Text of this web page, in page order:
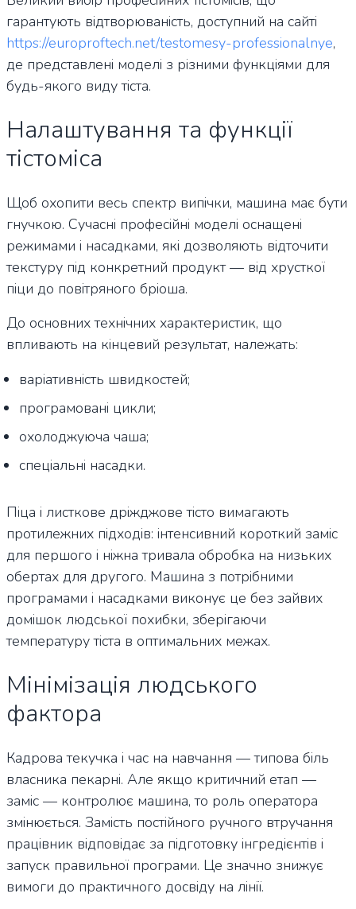
гарантують відтворюваність, доступний на сайті
https://europroftech.net/testomesy-professionalnye,
де представлені моделі з різними функціями для
будь-якого виду тіста.
Налаштування та функції
тістоміса
Щоб охопити весь спектр випічки, машина має бути
гнучкою. Сучасні професійні моделі оснащені
режимами і насадками, які дозволяють відточити
текстуру під конкретний продукт — від хрусткої
піци до повітряного бріоша.
До основних технічних характеристик, що
впливають на кінцевий результат, належать:
варіативність швидкостей;
програмовані цикли;
охолоджуюча чаша;
спеціальні насадки.
Піца і листкове дріжджове тісто вимагають
протилежних підходів: інтенсивний короткий заміс
для першого і ніжна тривала обробка на низьких
обертах для другого. Машина з потрібними
програмами і насадками виконує це без зайвих
домішок людської похибки, зберігаючи
температуру тіста в оптимальних межах.
Мінімізація людського
фактора
Кадрова текучка і час на навчання — типова біль
власника пекарні. Але якщо критичний етап —
заміс — контролює машина, то роль оператора
змінюється. Замість постійного ручного втручання
працівник відповідає за підготовку інгредієнтів і
запуск правильної програми. Це значно знижує
вимоги до практичного досвіду на лінії.